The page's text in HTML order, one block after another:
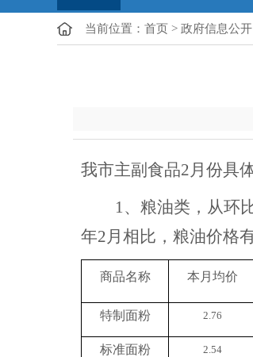
当前位置： 首页 > 政府信息公开
我市主副食品2月 份具
1、粮油类，从环
年2月相比，粮油价格
商品名称 本月均价
特制面粉 2.76
标准面粉 2.54